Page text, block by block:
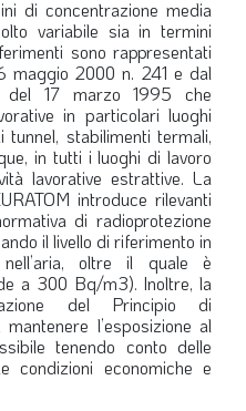
di concentrazione media
variabile sia in termini
sono rappresentati
maggio 2000 n. 241 e dal
del 17 marzo 1995 che
in particolari luoghi
stabilimenti termali,
in tutti i luoghi di lavoro
lavorative estrattive. La
introduce rilevanti
di radioprotezione
il livello di riferimento in
oltre il quale è
a 300 Bq/m3). Inoltre, la
del Principio di
l’esposizione al
tenendo conto delle
condizioni economiche e